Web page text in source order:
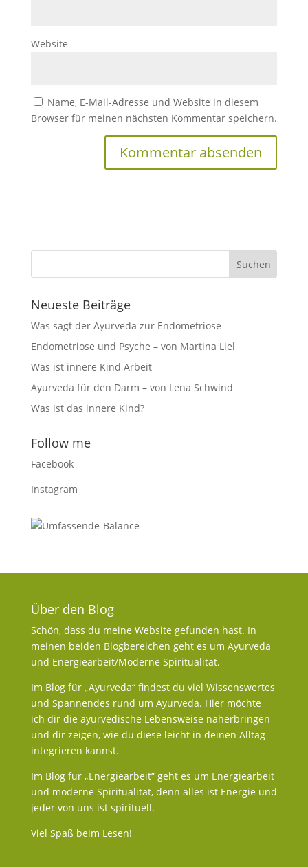
Website
Name, E-Mail-Adresse und Website in diesem
Browser für meinen nächsten Kommentar speichern.
Neueste Beiträge
Was sagt der Ayurveda zur Endometriose
Endometriose und Psyche – von Martina Liel
Was ist innere Kind Arbeit
Ayurveda für den Darm – von Lena Schwind
Was ist das innere Kind?
Follow me
Facebook
Instagram
Über den Blog
Schön, dass du meine Website gefunden hast. In
meinen beiden Blogbereichen geht es um Ayurveda
und Energiearbeit/Moderne Spiritualität.
Im Blog für „Ayurveda“ findest du viel Wissenswertes
und Spannendes rund um Ayurveda. Hier möchte
ich dir die ayurvedische Lebensweise näherbringen
und dir zeigen, wie du diese leicht in deinen Alltag
integrieren kannst.
Im Blog für „Energiearbeit“ geht es um Energiearbeit
und moderne Spiritualität, denn alles ist Energie und
jeder von uns ist spirituell.
Viel Spaß beim Lesen!